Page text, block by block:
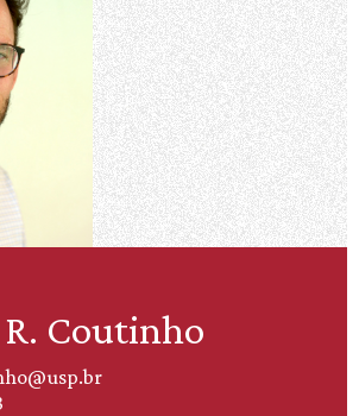
Coutinho